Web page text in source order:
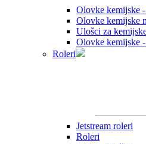
Olovke kemijske
Olovke kemijske
Ulošci za
Olovke kemijske
Roleri
Jetstream roleri
Roleri